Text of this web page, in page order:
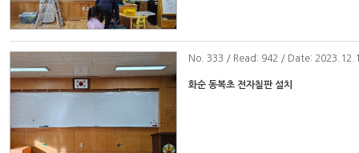
No . 333 / Read: 942 / Date:
화순 동복초 전자칠판 설치